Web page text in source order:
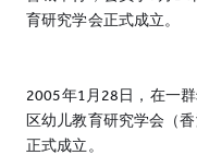
育研究学会正式成立。
2005年1月28日，在一
区幼儿教育研究学会（
正式成立。